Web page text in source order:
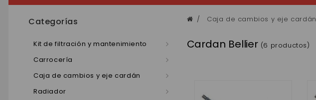
Categorías
Kit de filtración y mantenimiento
Carrocería
Caja de cambios y eje cardán
Radiador
Caja de cambios y eje cardán
Cardan Bellier (6 productos)